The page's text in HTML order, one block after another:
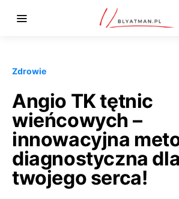
Zdrowie
Angio TK tętnic
wieńcowych –
innowacyjna
diagnostyczna dla
twojego serca!